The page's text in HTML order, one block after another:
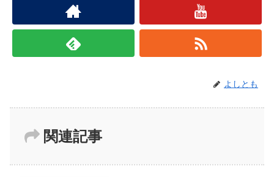
よしとも
関連記事